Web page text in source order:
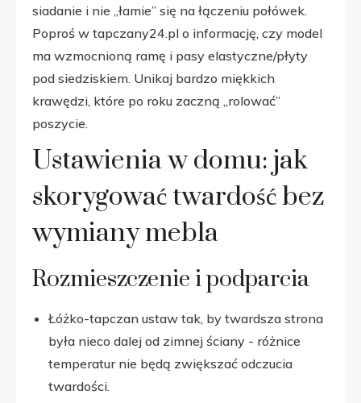
siadanie i nie „łamie” się na łączeniu połówek.
Poproś w tapczany24.pl o informację, czy model
ma wzmocnioną ramę i pasy elastyczne/płyty
pod siedziskiem. Unikaj bardzo miękkich
krawędzi, które po roku zaczną „rolować”
poszycie.
Ustawienia w domu: jak
skorygować twardość bez
wymiany mebla
Rozmieszczenie i podparcia
Łóżko-tapczan ustaw tak, by twardsza strona
była nieco dalej od zimnej ściany - różnice
temperatur nie będą zwiększać odczucia
twardości.